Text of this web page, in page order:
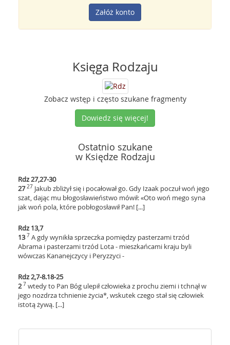
Załóż konto
Księga Rodzaju
Zobacz wstęp i często szukane fragmenty
Dowiedz się więcej!
Ostatnio szukane
w Księdze Rodzaju
Rdz 27,27-30
2727 Jakub zbliżył się i pocałował go. Gdy Izaak poczuł woń jego
szat, dając mu błogosławieństwo mówił: «Oto woń mego syna
jak woń pola, które pobłogosławił Pan! [...]
Rdz 13,7
13 7 A gdy wynikła sprzeczka pomiędzy pasterzami trzód
Abrama i pasterzami trzód Lota - mieszkańcami kraju byli
wówczas Kananejczycy i Peryzzyci -
Rdz 2,7-8.18-25
2 7 wtedy to Pan Bóg ulepił człowieka z prochu ziemi i tchnął w
jego nozdrza tchnienie życia*, wskutek czego stał się człowiek
istotą żywą. [...]